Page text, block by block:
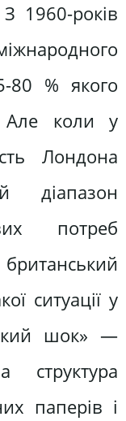
1960-років
80 % якого
Але коли у
Лондона
діапазон
потреб
ситуації у
шок» —
структура
паперів і